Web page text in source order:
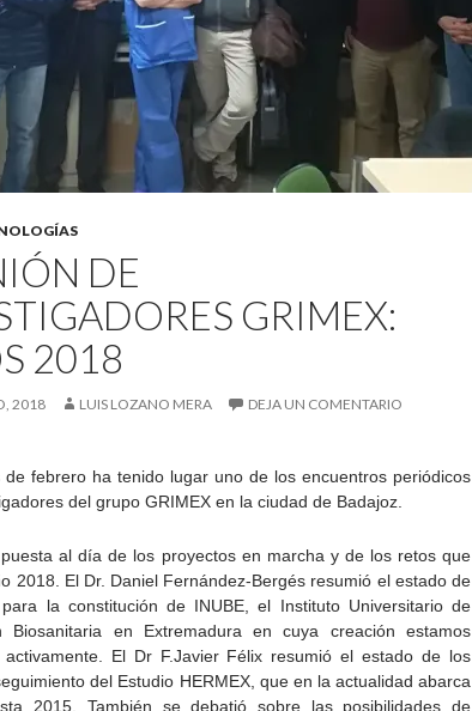
DE
GRIMEX:
2018
2018 LUIS LOZANO MERA DEJA UN COMENTARIO
de febrero ha tenido lugar uno de los encuentros periódicos
del grupo GRIMEX en la ciudad de Badajoz.
al día de los proyectos en marcha y de los retos que
2018. El Dr. Daniel Fernández-Bergés resumió el estado de
la constitución de INUBE, el Instituto Universitario de
Biosanitaria en Extremadura en cuya creación estamos
activamente. El Dr F.Javier Félix resumió el estado de los
del Estudio HERMEX, que en la actualidad abarca
2015. También se debatió sobre las posibilidades de